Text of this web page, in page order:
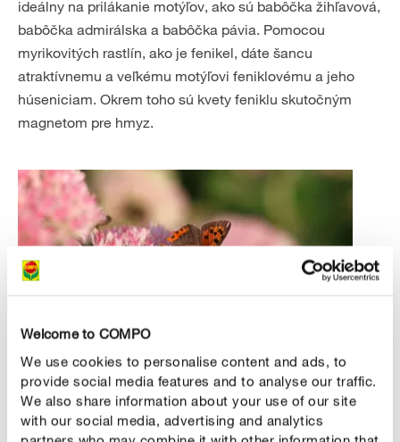
Welcome to COMPO
We use cookies to personalise content and ads, to
provide social media features and to analyse our traffic.
We also share information about your use of our site
with our social media, advertising and analytics
ideálny na prilákanie motýľov, ako sú babôčka žihľavová,
babôčka admirálska a babôčka pávia. Pomocou
myrikovitých rastlín, ako je fenikel, dáte šancu
atraktívnemu a veľkému motýľovi feniklovému a jeho
húseniciam. Okrem toho sú kvety feniklu skutočným
magnetom pre hmyz.